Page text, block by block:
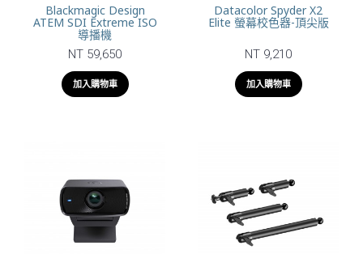
Blackmagic Design
ATEM SDI Extreme ISO
導播機
NT 59,650
加入購物車
Datacolor Spyder X2
Elite 螢幕校色器-頂尖版
NT 9,210
加入購物車